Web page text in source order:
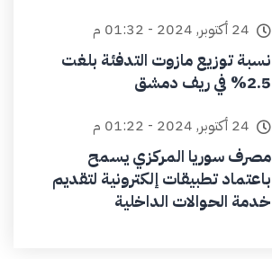
24 أكتوبر, 2024 - 01:32 م
نسبة توزيع مازوت التدفئة بلغت
2.5% في ريف دمشق
24 أكتوبر, 2024 - 01:22 م
مصرف سوريا المركزي يسمح
باعتماد تطبيقات إلكترونية لتقديم
خدمة الحوالات الداخلية